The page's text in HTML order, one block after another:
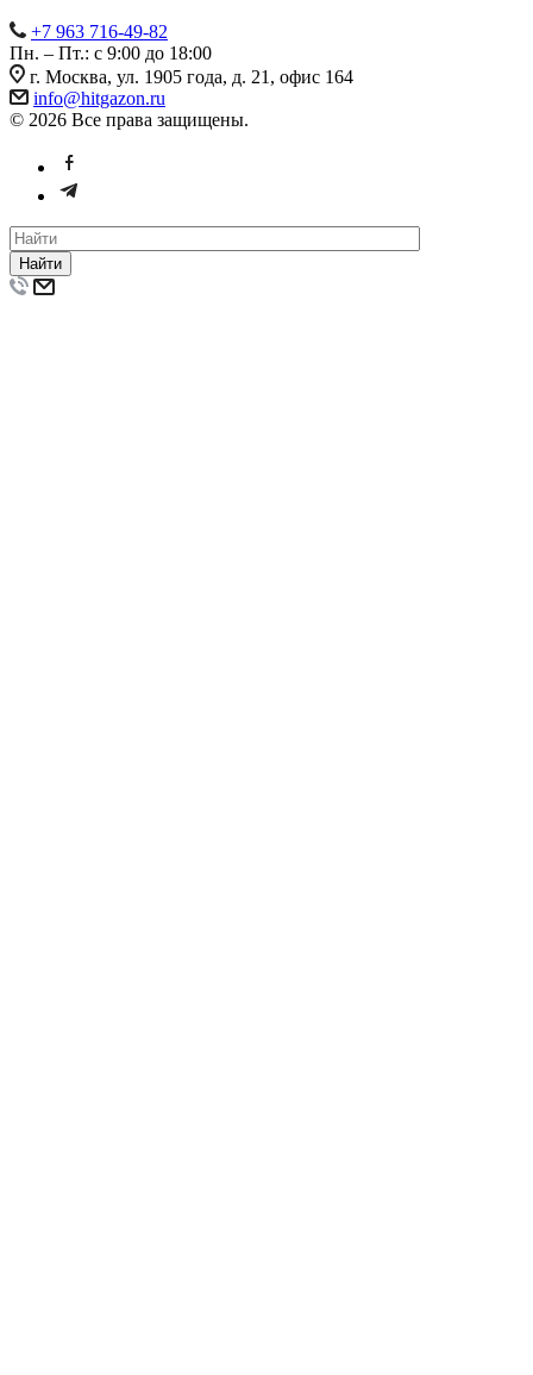
+7 963 716-49-82
Пн. – Пт.: с 9:00 до 18:00
г. Москва, ул. 1905 года, д. 21, офис 164
info@hitgazon.ru
© 2026 Все права защищены.
Найти